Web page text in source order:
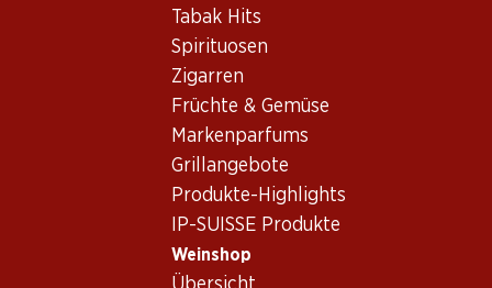
Tabak Hits
Spirituosen
Zigarren
Früchte & Gemüse
Markenparfums
Grillangebote
Produkte-Highlights
IP-SUISSE Produkte
Weinshop
Assemblage AOC Vaud
Noirillon Assemblage de